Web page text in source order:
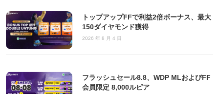
トップアップFFで利益2倍ボーナス、最大
150ダイヤモンド獲得
2026 年 8 月 4 日
フラッシュセール8.8、WDP MLおよびFF
会員限定 8,000ルピア